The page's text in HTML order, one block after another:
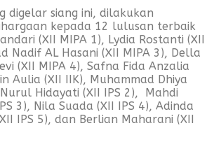
digelar siang ini, dilakukan
kepada 12 lulusan terbaik
(XII MIPA 1), Lydia Rostanti (XII
Nadif AL Hasani (XII MIPA 3), Della
(XII MIPA 4), Safna Fida Anzalia
Aulia (XII IIK), Muhammad Dhiya
Hidayati (XII IPS 2), Mahdi
3), Nila Suada (XII IPS 4), Adinda
IPS 5), dan Berlian Maharani (XII